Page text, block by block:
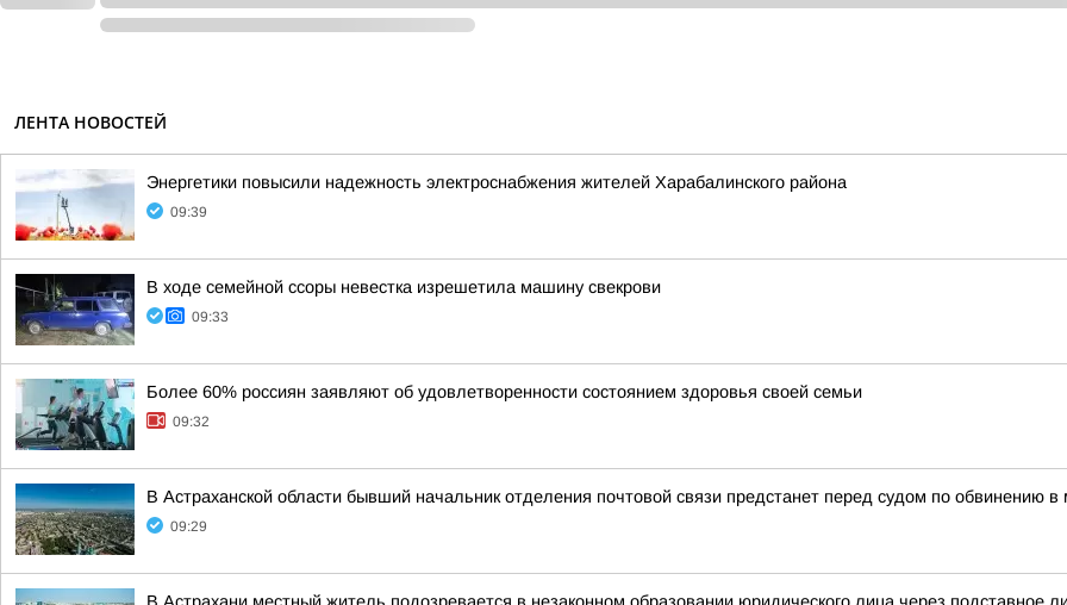
ЛЕНТА НОВОСТЕЙ
Энергетики повысили надежность электроснабжения жителей Харабалинского района
09:39
В ходе семейной ссоры невестка изрешетила машину свекрови
09:33
Более 60% россиян заявляют об удовлетворенности состоянием здоровья своей семьи
09:32
В Астраханской области бывший начальник отделения почтовой связи предстанет перед судом по обвинению
09:29